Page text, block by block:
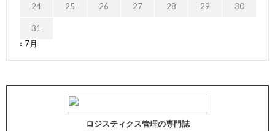
24 25 26 27 28 29 30
31
« 7月
ロジスティクス管理の専門誌